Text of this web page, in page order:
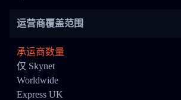
运营商覆盖范围
承运商数量
仅 Skynet
Worldwide
Express UK